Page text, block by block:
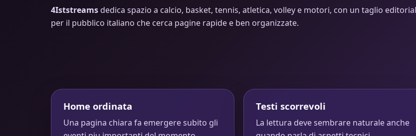
4Iststreams dedica spazio a calcio, basket, tennis, atletica, volley e motori, con un taglio
per il pubblico italiano che cerca pagine rapide e ben organizzate.
Home ordinata
Una pagina chiara fa emergere subito gli
Testi scorrevoli
La lettura deve sembrare naturale anche